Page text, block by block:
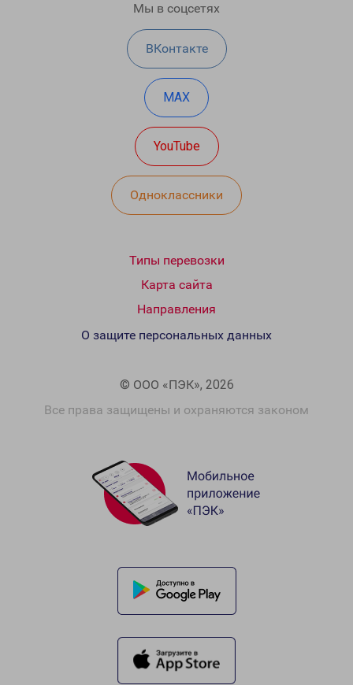
Мы в соцсетях
ВКонтакте
MAX
YouTube
Одноклассники
Типы перевозки
Карта сайта
Направления
© ООО «ПЭК», 2026
Все права защищены и охраняются законом
О защите персональных данных